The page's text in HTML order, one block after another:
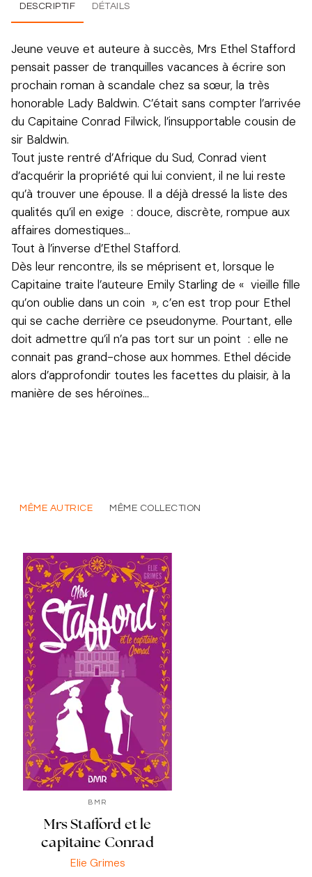
DESCRIPTIF DÉTAILS
Jeune veuve et auteure à succès, Mrs Ethel Stafford
pensait passer de tranquilles vacances à écrire son
prochain roman à scandale chez sa sœur, la très
honorable Lady Baldwin. C’était sans compter l’arrivée
du Capitaine Conrad Filwick, l’insupportable cousin de
sir Baldwin.
Tout juste rentré d’Afrique du Sud, Conrad vient
d’acquérir la propriété qui lui convient, il ne lui reste
qu’à trouver une épouse. Il a déjà dressé la liste des
qualités qu’il en exige : douce, discrète, rompue aux
affaires domestiques…
Tout à l’inverse d’Ethel Stafford.
Dès leur rencontre, ils se méprisent et, lorsque le
Capitaine traite l’auteure Emily Starling de « vieille fille
qu’on oublie dans un coin », c’en est trop pour Ethel
qui se cache derrière ce pseudonyme. Pourtant, elle
doit admettre qu’il n’a pas tort sur un point : elle ne
connait pas grand-chose aux hommes. Ethel décide
alors d’approfondir toutes les facettes du plaisir, à la
manière de ses héroïnes…
MÊME AUTRICE MÊME COLLECTION
BMR
Mrs Stafford et le
capitaine Conrad
Elie Grimes